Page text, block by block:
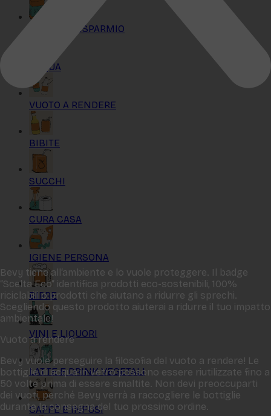
KIT MAXI RISPARMIO
ACQUA
VUOTO A RENDERE
BIBITE
SUCCHI
CURA CASA
IGIENE PERSONA
BIRRE
VINI E LIQUORI
LATTE E DRINK VEGETALI
CAFFÈ E INFUSI
Bevy tiene all‘ambiente e lo vuole proteggere. Il badge
“Scelta Eco“ identifica prodotti eco-sostenibili, 100%
riciclabili o prodotti che aiutano a ridurre gli sprechi.
Scegliendo questo prodotto aiuterai a ridurre il tuo impatto
ambientale!
Vuoto a rendere
Bevy vuole perseguire la filosofia del vuoto a rendere! Le
bottiglie di acqua in vetro possono essere riutilizzate fino a
50 volte prima di essere smaltite. Non devi preoccuparti
dei vuoti, perché Bevy verrà a raccogliere le bottiglie
durante la consegna del tuo prossimo ordine.